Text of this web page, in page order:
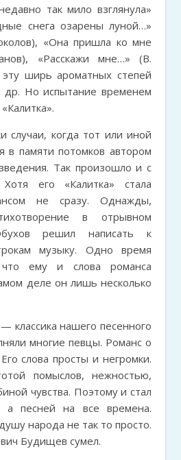
так мило взглянула»
снега озарены луной…»
«Она пришла ко мне
«Расскажи мне…» (В.
ширь ароматных степей
Но испытание временем
случаи, когда тот или иной
в памяти потомков автором
Так произошло и с
его «Калитка» стала
не сразу. Однажды,
в отрывном
решил написать к
музыку. Одно время
ему и слова романса
деле он лишь несколько
классика нашего песенного
многие певцы. Романс о
слова просты и негромки.
помыслов, нежностью,
чувства. Поэтому и стал
песней на все времена.
народа не так то просто.
Будищев сумел.